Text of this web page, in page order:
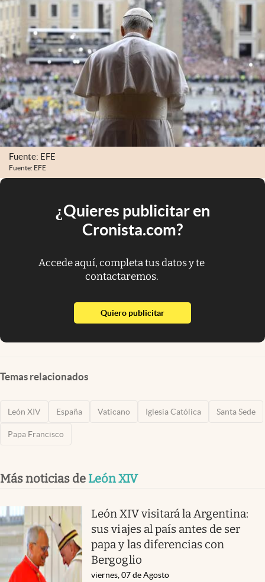
Fuente: EFE
Fuente: EFE
¿Quieres publicitar en
Cronista.com?
Accede aquí, completa tus datos y te
contactaremos.
Quiero publicitarabre en nueva pestaña
Temas relacionados
León XIV España Vaticano Iglesia Católica Santa Sede
Papa Francisco
Más noticias de León XIV
León XIV visitará la Argentina:
sus viajes al país antes de ser
papa y las diferencias con
Bergoglio
viernes, 07 de Agosto